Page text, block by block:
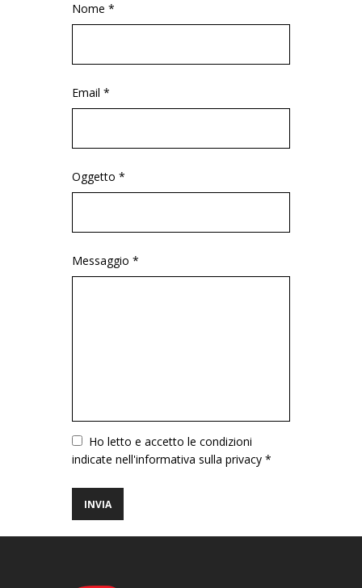
Nome *
Email *
Oggetto *
Messaggio *
VuotoHo letto e accetto le condizioni
indicate nell'informativa sulla privacy *